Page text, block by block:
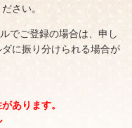
さい。
でご登録の場合は、申し
に振り分けられる場合が
あります。